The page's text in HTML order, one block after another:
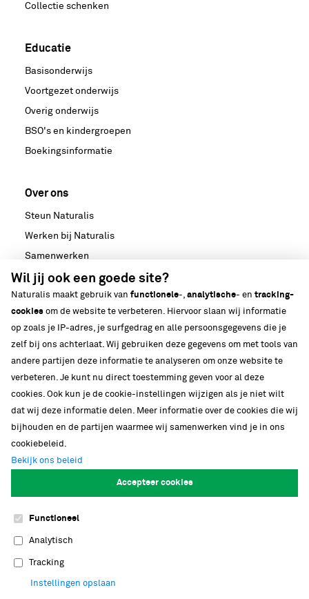
Collectie schenken
Educatie
Basisonderwijs
Voortgezet onderwijs
Overig onderwijs
BSO's en kindergroepen
Boekingsinformatie
Over ons
Steun Naturalis
Werken bij Naturalis
Samenwerken
Nieuws
Media
Strategische partnerschappen
Ons gebouw
Biodiversiteit
Volg onze verhalen
navigation
Cookies
Wil jij ook een goede site?
Naturalis maakt gebruik van functionele-, analytische- en tracking-
cookies om de website te verbeteren. Hiervoor slaan wij informatie
op zoals je IP-adres, je surfgedrag en alle persoonsgegevens die je
zelf bij ons achterlaat. Wij gebruiken deze gegevens om met tools van
andere partijen deze informatie te analyseren om onze website te
verbeteren. Je kunt nu direct toestemming geven voor al deze
cookies. Ook kun je de cookie-instellingen wijzigen als je niet wilt
dat wij deze informatie delen. Meer informatie over de cookies die wij
bijhouden en de partijen waarmee wij samenwerken vind je in ons
cookiebeleid.
Bekijk ons beleid
Accepteer cookies
Functioneel
Analytisch
Tracking
Instellingen opslaan